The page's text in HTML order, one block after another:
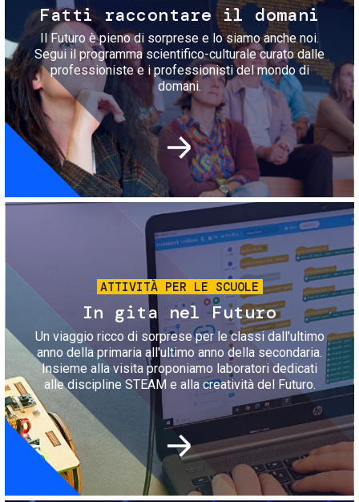
Fatti raccontare il domani
Il Futuro è pieno di sorprese e lo siamo anche noi.
Segui il programma scientifico-culturale curato dalle
professioniste e i professionisti del mondo di
domani.
Immagine
ATTIVITÀ PER LE SCUOLE
In gita nel Futuro
Un viaggio ricco di sorprese per le classi dall'ultimo
anno della primaria all'ultimo anno della secondaria.
Insieme alla visita proponiamo laboratori dedicati
alle discipline STEAM e alla creatività del Futuro.